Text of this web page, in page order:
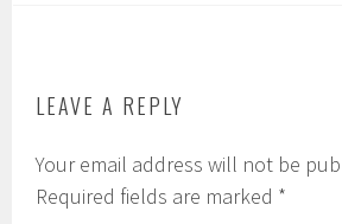
LEAVE A REPLY
Your email address will not be
Required fields are marked *